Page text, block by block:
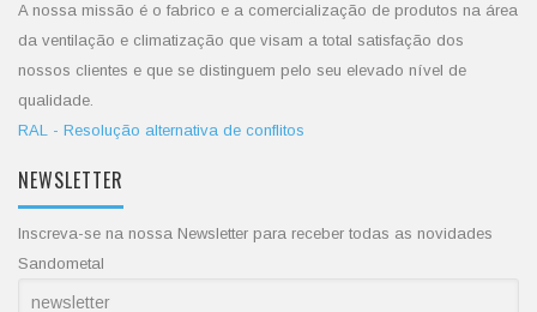
A nossa missão é o fabrico e a comercialização de produtos na área
da ventilação e climatização que visam a total satisfação dos
nossos clientes e que se distinguem pelo seu elevado nível de
qualidade.
RAL - Resolução alternativa de conflitos
NEWSLETTER
Inscreva-se na nossa Newsletter para receber todas as novidades
Sandometal